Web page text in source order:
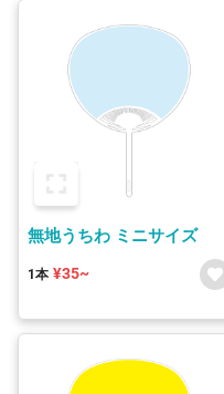
無地うちわ ミニサイズ
1本 ¥35~